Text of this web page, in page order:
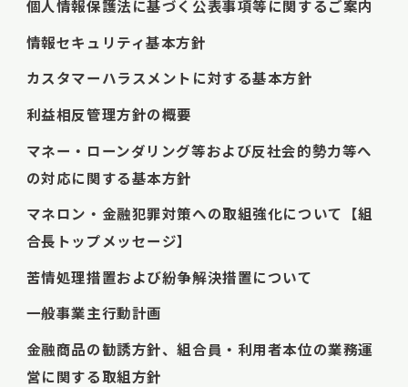
個人情報保護法に基づく公表事項等に関するご案内
情報セキュリティ基本方針
カスタマーハラスメントに対する基本方針
利益相反管理方針の概要
マネー・ローンダリング等および反社会的勢力等へ
の対応に関する基本方針
マネロン・金融犯罪対策への取組強化について【組
合長トップメッセージ】
苦情処理措置および紛争解決措置について
一般事業主行動計画
金融商品の勧誘方針、組合員・利用者本位の業務運
営に関する取組方針